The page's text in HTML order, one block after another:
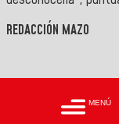
REDACCIÓN MAZO
MENÚ